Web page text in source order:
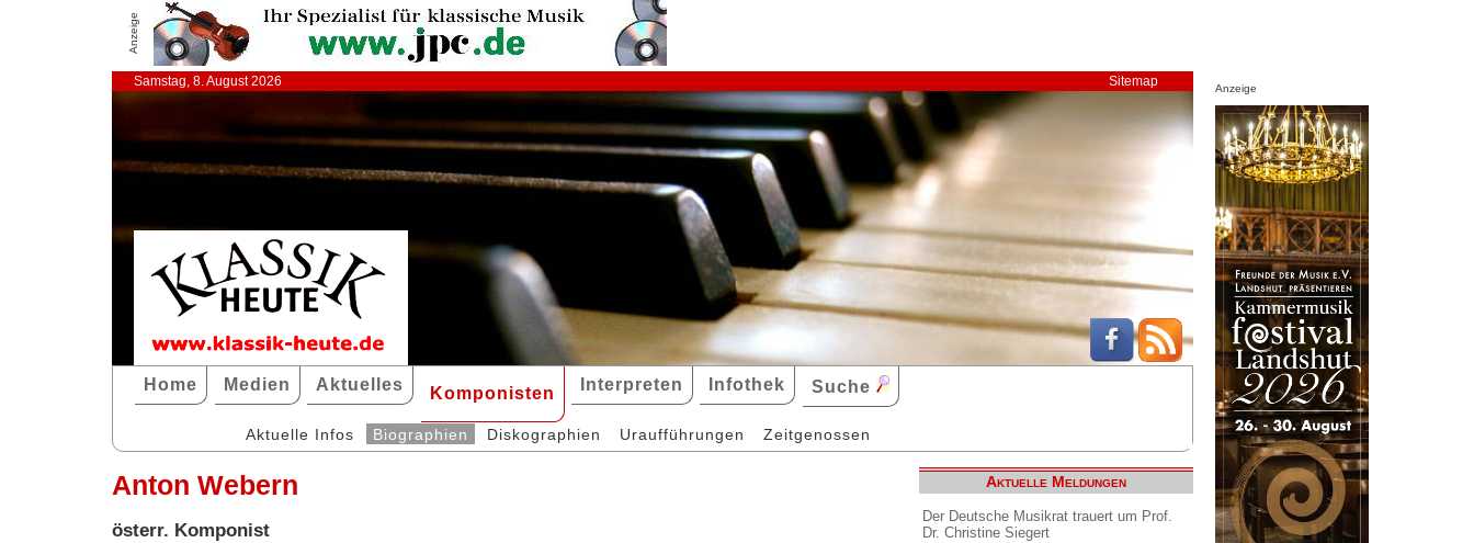
Anzeige
Samstag, 8. August 2026 Sitemap
Home Medien Aktuelles Komponisten Interpreten Infothek Suche
Aktuelle Infos Biographien Diskographien Uraufführungen Zeitgenossen
Anton Webern
österr. Komponist
Aktuelle Meldungen
Der Deutsche Musikrat trauert um Prof.
Dr. Christine Siegert
Anzeige